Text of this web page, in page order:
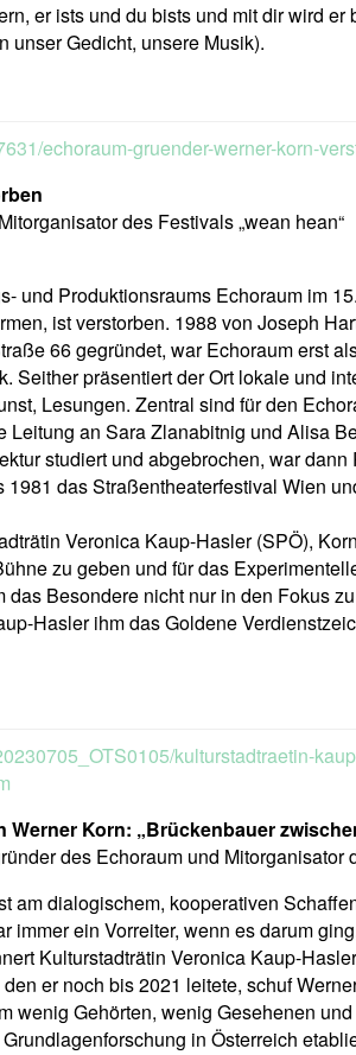
er ists und du bists und mit dir wird er
unser Gedicht, unsere Musik).
echoraum-gruender-werner-korn-
des Festivals „wean hean“
und Produktionsraums Echoraum im
ist verstorben. 1988 von Joseph
66 gegründet, war Echoraum erst
Seither präsentiert der Ort lokale und
Lesungen. Zentral sind für den
an Sara Zlanabitnig und Alisa
studiert und abgebrochen, war dann
das Straßentheaterfestival Wien
Veronica Kaup-Hasler (SPÖ),
zu geben und für das
Besondere nicht nur in den Fokus
Hasler ihm das Goldene
kulturstadtraetin-
Korn: „Brückenbauer
des Echoraum und Mitorganisator
am dialogischem, kooperativen
immer ein Vorreiter, wenn es darum
Kulturstadträtin Veronica Kaup-
er noch bis 2021 leitete, schuf
wenig Gehörten, wenig Gesehenen
in Österreich